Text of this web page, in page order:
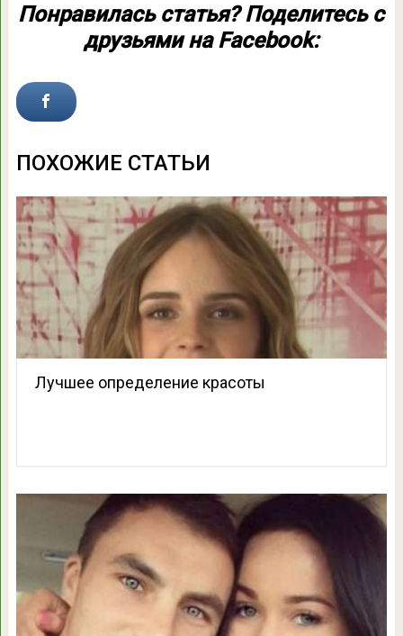
Понравилась статья? Поделитесь с
друзьями на Facebook:
ПОХОЖИЕ СТАТЬИ
Лучшее определение красоты